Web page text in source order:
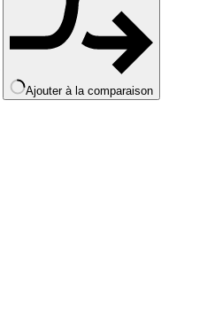
Ajouter à la comparaison